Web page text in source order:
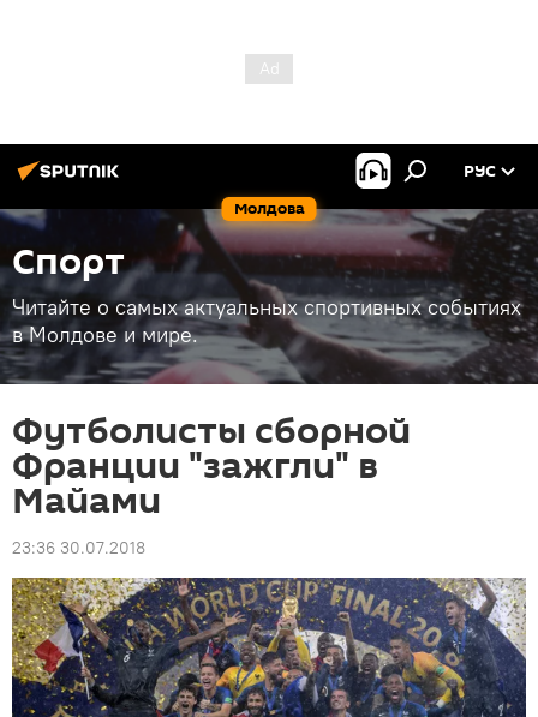
Молдова
РУС
Спорт
Читайте о самых актуальных спортивных событиях
в Молдове и мире.
Футболисты сборной
Франции "зажгли" в
Майами
23:36 30.07.2018